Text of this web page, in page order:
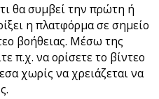
θα συμβεί την πρώτη ή
η πλατφόρμα σε σημείο
βοήθειας. Μέσω της
π.χ. να ορίσετε το βίντεο
χωρίς να χρειάζεται να